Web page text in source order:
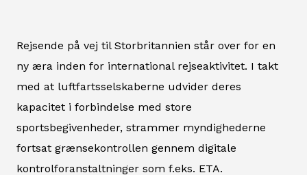
Rejsende på vej til Storbritannien står over for en
ny æra inden for international rejseaktivitet. I takt
med at luftfartsselskaberne udvider deres
kapacitet i forbindelse med store
sportsbegivenheder, strammer myndighederne
fortsat grænsekontrollen gennem digitale
kontrolforanstaltninger som f.eks. ETA.